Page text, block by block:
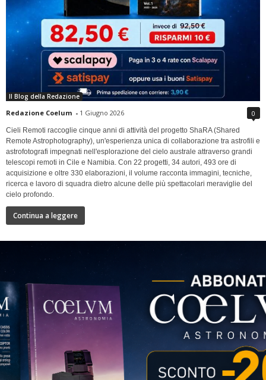
Il Blog della Redazione
Redazione Coelum - 1 Giugno 2026 0
Cieli Remoti raccoglie cinque anni di attività del progetto ShaRA (Shared
Remote Astrophotography), un'esperienza unica di collaborazione tra astrofili e
astrofotografi impegnati nell'esplorazione del cielo australe attraverso grandi
telescopi remoti in Cile e Namibia. Con 22 progetti, 34 autori, 493 ore di
acquisizione e oltre 330 elaborazioni, il volume racconta immagini, tecniche,
ricerca e lavoro di squadra dietro alcune delle più spettacolari meraviglie del
cielo profondo.
Continua a leggere